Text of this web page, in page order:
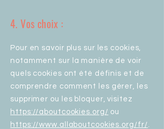
4. Vos choix :
Pour en savoir plus sur les cookies,
notamment sur la manière de voir
quels cookies ont été définis et de
comprendre comment les gérer, les
supprimer ou les bloquer, visitez
https://aboutcookies.org/ ou
https://www.allaboutcookies.org/fr/ .